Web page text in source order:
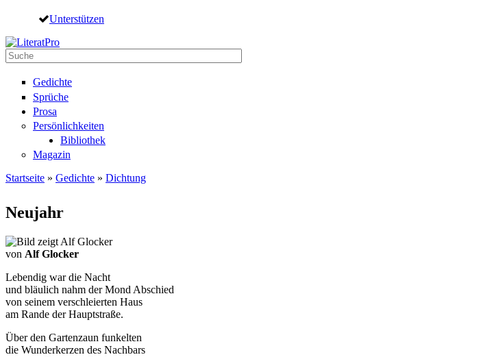
Direkt zum Inhalt
Unterstützen
Suche
Gedichte
Sprüche
Prosa
Persönlichkeiten
Bibliothek
Magazin
Startseite » Gedichte » Dichtung
Neujahr
von Alf Glocker
Lebendig war die Nacht
und bläulich nahm der Mond Abschied
von seinem verschleierten Haus
am Rande der Hauptstraße.
Über den Gartenzaun funkelten
die Wunderkerzen des Nachbars